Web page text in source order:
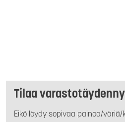
Tilaa
Eikö löydy sopivaa painoa/väriä/